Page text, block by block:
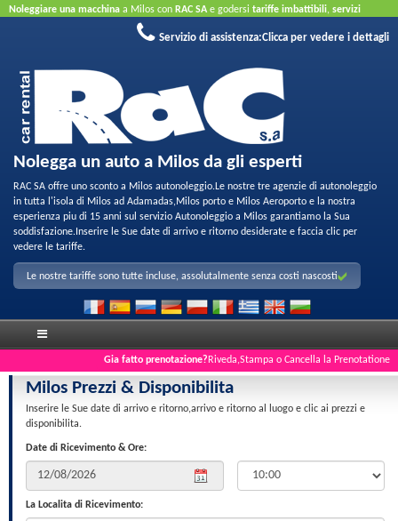
Noleggiare una macchina a Milos con RAC SA e godersi tariffe imbattibili, servizi
parco di qualita per noleggio
Non e necessaria la carta di credito.Servizio di assistenza:Clicca per vedere i dettagli
Nolegga un auto a Milos da gli esperti
RAC SA offre uno sconto a Milos autonoleggio.Le nostre tre agenzie di autonoleggio
in tutta l'isola di Milos ad Adamadas,Milos porto e Milos Aeroporto e la nostra
esperienza piu di 15 anni sul servizio Autonoleggio a Milos garantiamo la Sua
soddisfazione.Inserire le Sue date di arrivo e ritorno desiderate e faccia clic per
vedere le tariffe.
Le nostre tariffe sono tutte incluse, assolutalmente senza costi nascosti
Gia fatto prenotazione? Riveda,Stampa o Cancella la Prenotatione
Milos Prezzi & Disponibilita
Inserire le Sue date di arrivo e ritorno,arrivo e ritorno al luogo e clic ai prezzi e
disponibilita.
Date di Ricevimento & Ore:
La Localita di Ricevimento: